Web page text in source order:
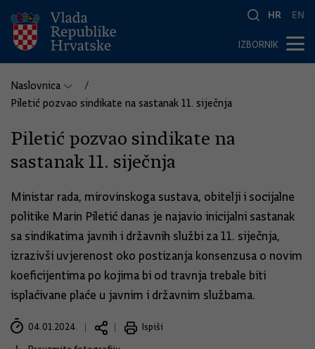
HR EN
IZBORNIK
Naslovnica
Piletić pozvao sindikate na sastanak 11. siječnja
Piletić pozvao sindikate na
sastanak 11. siječnja
Ministar rada, mirovinskoga sustava, obitelji i socijalne
politike Marin Piletić danas je najavio inicijalni sastanak
sa sindikatima javnih i državnih službi za 11. siječnja,
izrazivši uvjerenost oko postizanja konsenzusa o novim
koeficijentima po kojima bi od travnja trebale biti
isplaćivane plaće u javnim i državnim službama.
04.01.2024.
Ispiši